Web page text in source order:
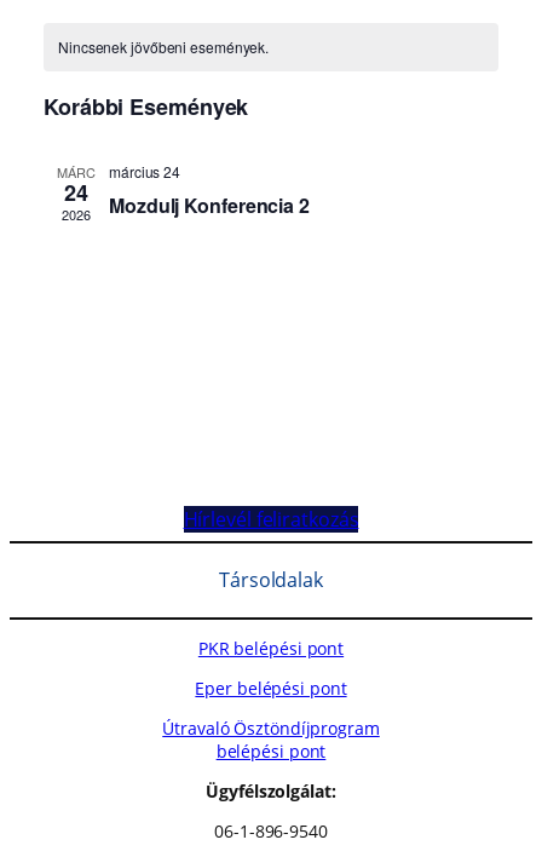
Hírlevél feliratkozás
Társoldalak
PKR belépési pont
Eper belépési pont
Útravaló Ösztöndíjprogram
belépési pont
Ügyfélszolgálat:
06-1-896-9540